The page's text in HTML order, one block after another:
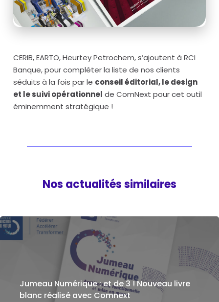
CERIB, EARTO, Heurtey Petrochem, s’ajoutent à RCI
Banque, pour compléter la liste de nos clients
séduits à la fois par le conseil éditorial, le design
et le suivi opérationnel de ComNext pour cet outil
éminemment stratégique !
Nos actualités similaires
Jumeau Numérique : et de 3 ! Nouveau livre
blanc réalisé avec Comnext